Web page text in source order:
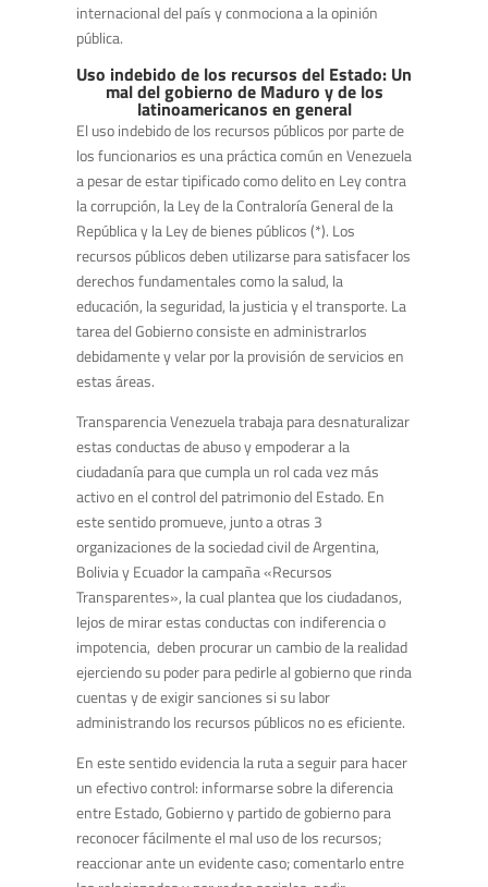
internacional del país y conmociona a la opinión
pública.
Uso indebido de los recursos del Estado: Un
mal del gobierno de Maduro y de los
latinoamericanos en general
El uso indebido de los recursos públicos por parte de
los funcionarios es una práctica común en Venezuela
a pesar de estar tipificado como delito en Ley contra
la corrupción, la Ley de la Contraloría General de la
República y la Ley de bienes públicos (*). Los
recursos públicos deben utilizarse para satisfacer los
derechos fundamentales como la salud, la
educación, la seguridad, la justicia y el transporte. La
tarea del Gobierno consiste en administrarlos
debidamente y velar por la provisión de servicios en
estas áreas.
Transparencia Venezuela trabaja para desnaturalizar
estas conductas de abuso y empoderar a la
ciudadanía para que cumpla un rol cada vez más
activo en el control del patrimonio del Estado. En
este sentido promueve, junto a otras 3
organizaciones de la sociedad civil de Argentina,
Bolivia y Ecuador la campaña «Recursos
Transparentes», la cual plantea que los ciudadanos,
lejos de mirar estas conductas con indiferencia o
impotencia, deben procurar un cambio de la realidad
ejerciendo su poder para pedirle al gobierno que rinda
cuentas y de exigir sanciones si su labor
administrando los recursos públicos no es eficiente.
En este sentido evidencia la ruta a seguir para hacer
un efectivo control: informarse sobre la diferencia
entre Estado, Gobierno y partido de gobierno para
reconocer fácilmente el mal uso de los recursos;
reaccionar ante un evidente caso; comentarlo entre